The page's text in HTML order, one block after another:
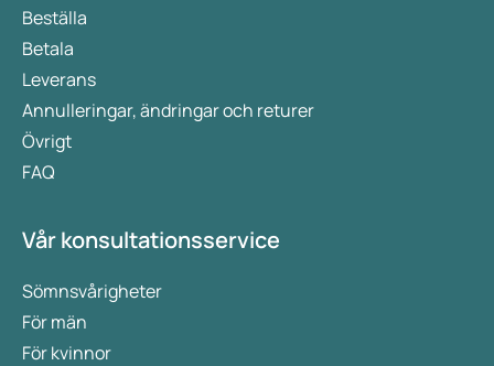
Beställa
Betala
Leverans
Annulleringar, ändringar och returer
Övrigt
FAQ
Vår konsultationsservice
Sömnsvårigheter
För män
För kvinnor